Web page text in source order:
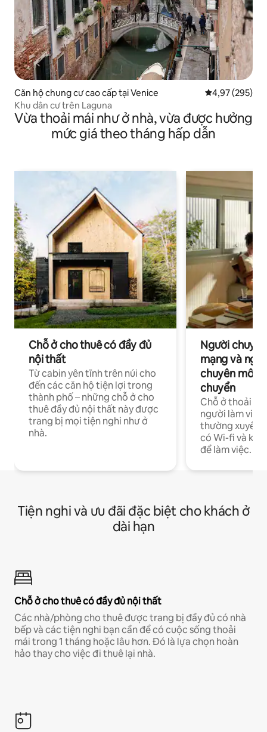
Căn hộ chung cư cao cấp tại Venice Xếp hạng
4,97 (295)
Khu dân cư trên Laguna
Vừa thoải mái như ở nhà, vừa được hưởng
mức giá theo tháng hấp dẫn
Chỗ ở cho thuê có đầy đủ
nội thất
Từ cabin yên tĩnh trên núi cho
đến các căn hộ tiện lợi trong
thành phố – những chỗ ở cho
thuê đầy đủ nội thất này được
trang bị mọi tiện nghi như ở
nhà.
Người
mạng và
chuyên môn
chuyển
Chỗ ở thoải
người làm việc
thường xuyên
có Wi-fi và
để làm việc.
Tiện nghi và ưu đãi đặc biệt cho khách ở
dài hạn
Chỗ ở cho thuê có đầy đủ nội thất
Các nhà/phòng cho thuê được trang bị đầy đủ có nhà
bếp và các tiện nghi bạn cần để có cuộc sống thoải
mái trong 1 tháng hoặc lâu hơn. Đó là lựa chọn hoàn
hảo thay cho việc đi thuê lại nhà.